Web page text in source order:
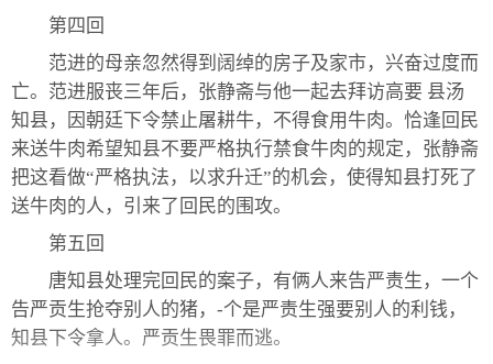
第四回
范进的母亲忽然得到阔绰的房子及家市，兴奋过度而
亡。范进服丧三年后，张静斋与他一起去拜访高要 县汤
知县，因朝廷下令禁止屠耕牛，不得食用牛肉。恰逢回民
来送牛肉希望知县不要严格执行禁食牛肉的规定，张静斋
把这看做“严格执法，以求升迁”的机会，使得知县打死了
送牛肉的人，引来了回民的围攻。
第五回
唐知县处理完回民的案子，有俩人来告严责生，一个
告严贡生抢夺别人的猪，-个是严责生强要别人的利钱，
知县下令拿人。严贡生畏罪而逃。